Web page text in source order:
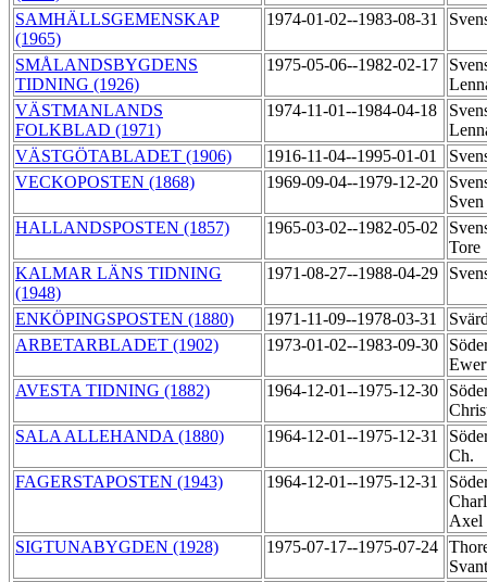
SAMHÄLLSGEMENSKAP
(1965)
1974-01-02--1983-08-31
SMÅLANDSBYGDENS
TIDNING (1926)
1975-05-06--1982-02-17
VÄSTMANLANDS
FOLKBLAD (1971)
1974-11-01--1984-04-18
VÄSTGÖTABLADET (1906)
1916-11-04--1995-01-01
VECKOPOSTEN (1868)
1969-09-04--1979-12-20
Sven
HALLANDSPOSTEN (1857)
1965-03-02--1982-05-02
Tore
KALMAR LÄNS TIDNING
(1948)
1971-08-27--1988-04-29
ENKÖPINGSPOSTEN (1880) 1971-11-09--1978-03-31
ARBETARBLADET (1902)
1973-01-02--1983-09-30
AVESTA TIDNING (1882)
1964-12-01--1975-12-30
SALA ALLEHANDA (1880)
1964-12-01--1975-12-31
Ch.
FAGERSTAPOSTEN (1943)
1964-12-01--1975-12-31
Axel
SIGTUNABYGDEN (1928)
1975-07-17--1975-07-24